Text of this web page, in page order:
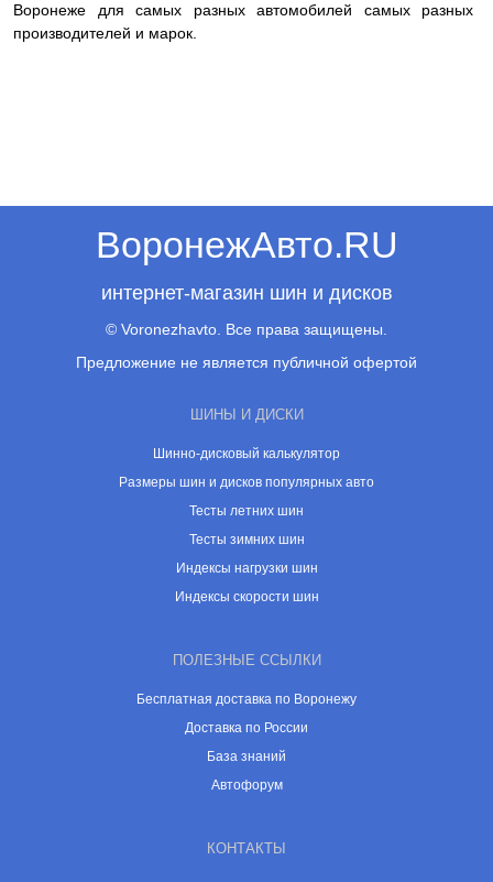
Воронеже для самых разных автомобилей самых разных
производителей и марок.
ВоронежАвто.RU
интернет-магазин шин и дисков
© Voronezhavto. Все права защищены.
Предложение не является публичной офертой
ШИНЫ И ДИСКИ
Шинно-дисковый калькулятор
Размеры шин и дисков популярных авто
Тесты летних шин
Тесты зимних шин
Индексы нагрузки шин
Индексы скорости шин
ПОЛЕЗНЫЕ ССЫЛКИ
Бесплатная доставка по Воронежу
Доставка по России
База знаний
Автофорум
КОНТАКТЫ